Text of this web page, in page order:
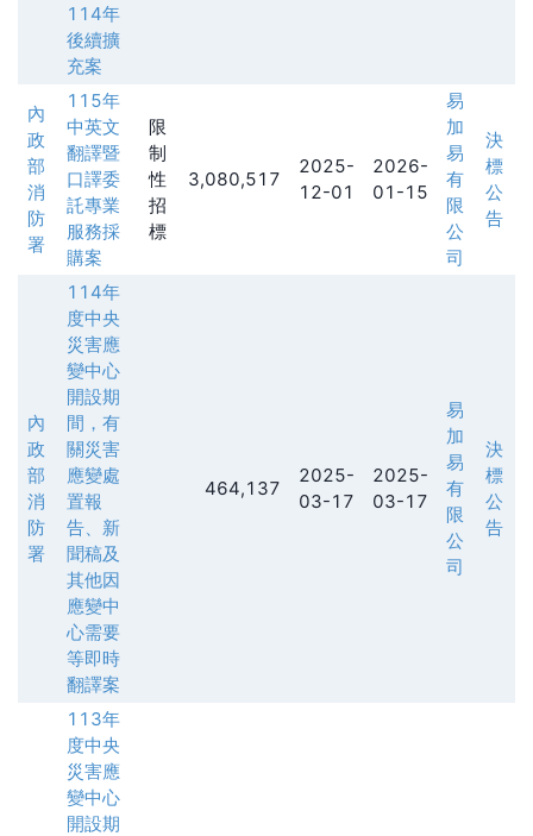
114年
後續擴
充案
內
政
部
消
防
署
115年
中英文
翻譯暨
口譯委
託專業
服務採
購案
限
制
性
招
標
3,080,517
2025-
12-01
2026-
01-15
易
加
易
有
限
公
司
決
標
公
告
內
政
部
消
防
署
114年
度中央
災害應
變中心
開設期
間，有
關災害
應變處
置報
告、新
聞稿及
其他因
應變中
心需要
等即時
翻譯案
464,137
2025-
03-17
2025-
03-17
易
加
易
有
限
公
司
決
標
公
告
113年
度中央
災害應
變中心
開設期